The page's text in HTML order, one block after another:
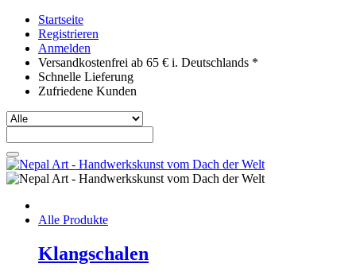
Startseite
Registrieren
Anmelden
Versandkostenfrei ab 65 € i. Deutschlands *
Schnelle Lieferung
Zufriedene Kunden
Alle Produkte
Klangschalen